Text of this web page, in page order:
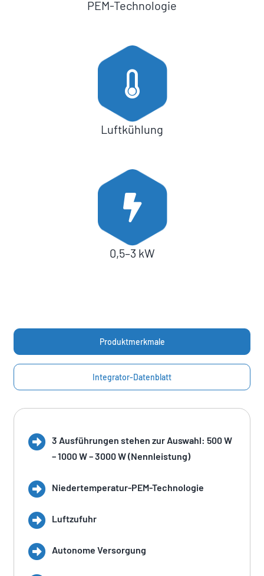
PEM-Technologie
Luftkühlung
0,5–3 kW
Produktmerkmale
Integrator-Datenblatt
3 Ausführungen stehen zur Auswahl: 500 W
– 1000 W – 3000 W (Nennleistung)
Niedertemperatur-PEM-Technologie
Luftzufuhr
Autonome Versorgung